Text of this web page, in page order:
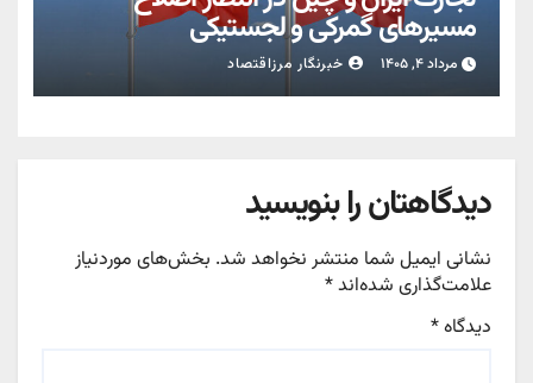
مسیرهای گمرکی و لجستیکی
مرداد ۴, ۱۴۰۵ خبرنگار مرزاقتصاد
دیدگاهتان را بنویسید
نشانی ایمیل شما منتشر نخواهد شد. بخش‌های موردنیاز
علامت‌گذاری شده‌اند*
دیدگاه*